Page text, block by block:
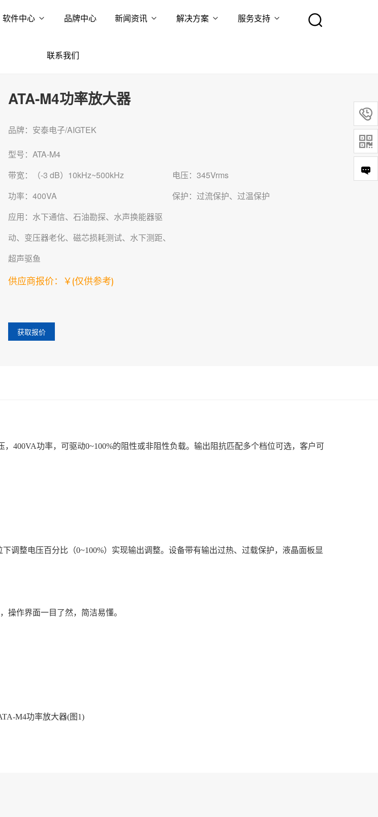
软件中心 品牌中心 新闻资讯 解决方案 服务支持
联系我们
ATA-M4功率放大器
品牌：安泰电子/AIGTEK
型号：ATA-M4
带宽：（-3 dB）10kHz~500kHz
电压：345Vrms
功率：400VA
保护：过流保护、过温保护
应用：水下通信、石油勘探、水声换能器驱
动、变压器老化、磁芯损耗测试、水下测距、
超声驱鱼
供应商报价：￥(仅供参考)
获取报价
功率，可驱动0~100%的阻性或非阻性负载。输出阻抗匹配多个档位可选，客户可
整电压百分比（0~100%）实现输出调整。设备带有输出过热、过载保护，液晶面板显
作界面一目了然，简洁易懂。

